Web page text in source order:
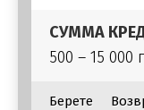
СУММА
500 – 15 000
Берете